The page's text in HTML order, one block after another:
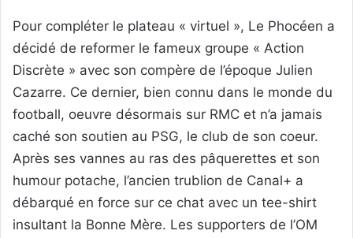
Pour compléter le plateau « virtuel », Le Phocéen a
décidé de reformer le fameux groupe « Action
Discrète » avec son compère de l’époque Julien
Cazarre. Ce dernier, bien connu dans le monde du
football, oeuvre désormais sur RMC et n’a jamais
caché son soutien au PSG, le club de son coeur.
Après ses vannes au ras des pâquerettes et son
humour potache, l’ancien trublion de Canal+ a
débarqué en force sur ce chat avec un tee-shirt
insultant la Bonne Mère. Les supporters de l’OM